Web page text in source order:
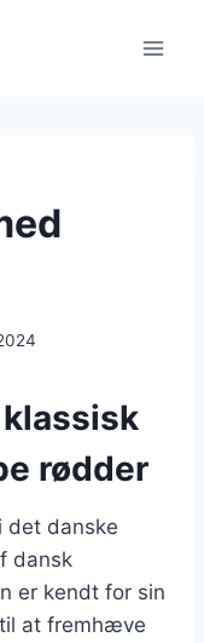
rødder
det danske
dansk
er kendt for sin
at fremhæve